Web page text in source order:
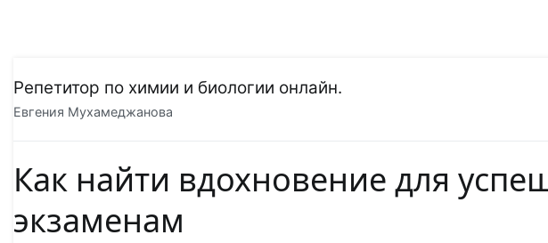
к
содержимому
Репетитор по химии и биологии онлайн.
Евгения Мухамеджанова
Как найти вдохновение для
экзаменам